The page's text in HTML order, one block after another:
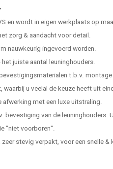
en wordt in eigen werkplaats op
zorg & aandacht voor detail.
nauwkeurig ingevoerd worden.
juiste aantal leuninghouders.
t.b.v.
u veelal de keuze heeft uit
met een luxe uitstraling.
van de leuninghouders.
"niet voorboren".
stevig verpakt, voor een snelle &